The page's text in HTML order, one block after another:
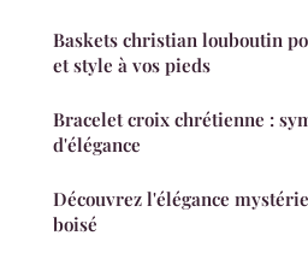
Baskets christian louboutin
et style à vos pieds
Bracelet croix chrétienne :
d'élégance
Découvrez l'élégance
boisé